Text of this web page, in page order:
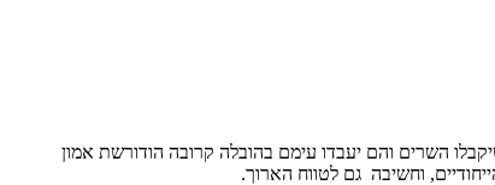
השרים והם יעבדו עימם בהובלה קרובה הודורשת אמון
וחשיבה גם לטווח הארוך.